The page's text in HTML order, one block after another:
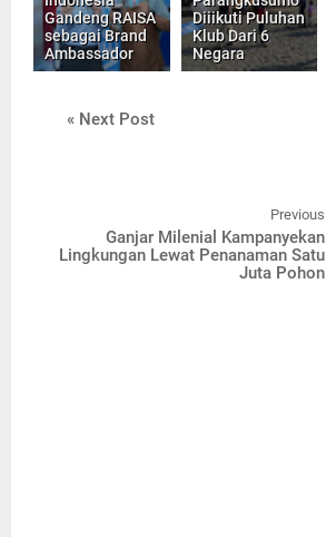
Gandeng RAISA
sebagai Brand
Ambassador
Diiikuti Puluhan
Klub Dari 6
Negara
« Next Post
Previous
Ganjar Milenial Kampanyekan
Lingkungan Lewat Penanaman Satu
Juta Pohon